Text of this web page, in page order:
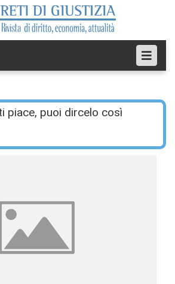
piace, puoi dircelo così